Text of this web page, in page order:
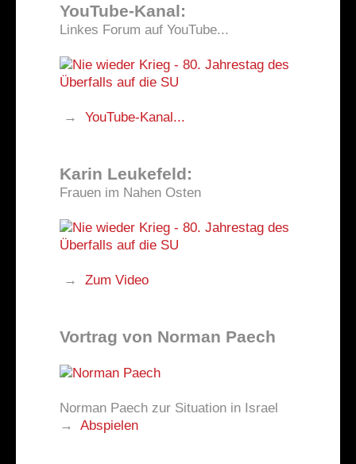
YouTube-Kanal:
Linkes Forum auf YouTube...
→ YouTube-Kanal...
Karin Leukefeld:
Frauen im Nahen Osten
→ Zum Video
Vortrag von Norman Paech
Norman Paech zur Situation in Israel
→ Abspielen